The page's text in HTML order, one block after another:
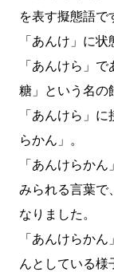
を表す擬態語で
「あんけ」に
「あんけら」
糖」という名の
「あんけら」
らかん」。
「あんけらか
みられる言葉で
なりました。
「あんけらか
んとしている様